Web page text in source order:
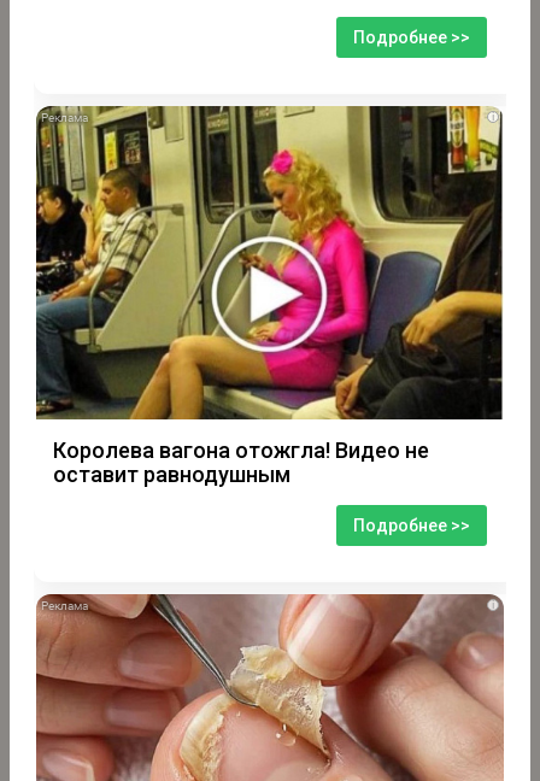
Подробнее >>
i
Королева вагона отожгла! Видео не
оставит равнодушным
Подробнее >>
i